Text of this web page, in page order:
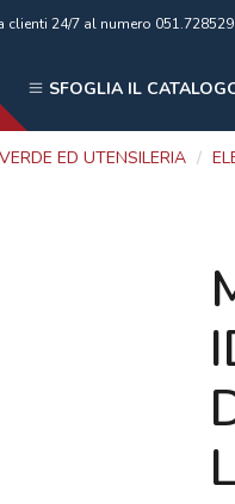
24/7 al numero
SFOGLIA IL
ED UTENSILERIA /